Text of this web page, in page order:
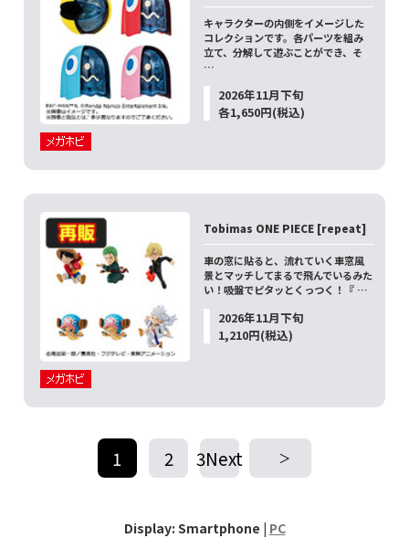
キャラクターの内側をイメージした
コレクションです。各パーツを組み
立て、分解して遊ぶことができ、そ
…
2026年11月下旬
各1,650円(税込)
Tobimas ONE PIECE [repeat]
車の窓に貼ると、流れていく車窓風
景とマッチしてまるで飛んでいるみた
い！吸盤でピタッとくっつく！『 …
2026年11月下旬
1,210円(税込)
1 2 ​ ​
3Next
Display: Smartphone | PC